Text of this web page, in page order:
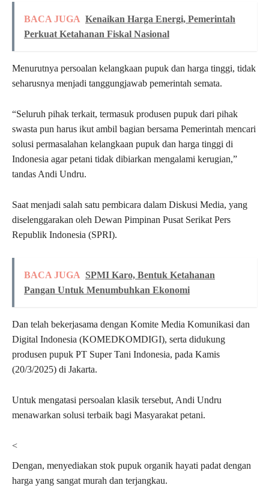
BACA JUGA Kenaikan Harga Energi, Pemerintah
Perkuat Ketahanan Fiskal Nasional
Menurutnya persoalan kelangkaan pupuk dan harga tinggi, tidak
seharusnya menjadi tanggungjawab pemerintah semata.
“Seluruh pihak terkait, termasuk produsen pupuk dari pihak
swasta pun harus ikut ambil bagian bersama Pemerintah mencari
solusi permasalahan kelangkaan pupuk dan harga tinggi di
Indonesia agar petani tidak dibiarkan mengalami kerugian,”
tandas Andi Undru.
Saat menjadi salah satu pembicara dalam Diskusi Media, yang
diselenggarakan oleh Dewan Pimpinan Pusat Serikat Pers
Republik Indonesia (SPRI).
BACA JUGA SPMI Karo, Bentuk Ketahanan
Pangan Untuk Menumbuhkan Ekonomi
Dan telah bekerjasama dengan Komite Media Komunikasi dan
Digital Indonesia (KOMEDKOMDIGI), serta didukung
produsen pupuk PT Super Tani Indonesia, pada Kamis
(20/3/2025) di Jakarta.
Untuk mengatasi persoalan klasik tersebut, Andi Undru
menawarkan solusi terbaik bagi Masyarakat petani.
<
Dengan, menyediakan stok pupuk organik hayati padat dengan
harga yang sangat murah dan terjangkau.